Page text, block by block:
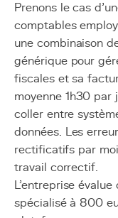
Prenons le cas
comptables
une combinaison
générique pour
fiscales et sa
moyenne 1h30
coller entre
données. Les
rectificatifs par
travail correctif.
L'entreprise
spécialisé à 800